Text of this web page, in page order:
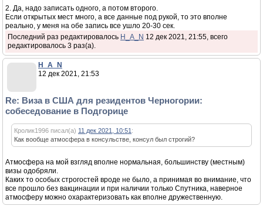
2. Да, надо записать одного, а потом второго.
Если открытых мест много, а все данные под рукой, то это вполне
реально, у меня на обе запись все ушло 20-30 сек.
Последний раз редактировалось H_A_N 12 дек 2021, 21:55, всего
редактировалось 3 раз(а).
H_A_N
12 дек 2021, 21:53
Re: Виза в США для резидентов Черногории:
собеседование в Подгорице
Кролик1996 писал(а) 11 дек 2021, 10:51 :
Как вообще атмосфера в консульстве, консул был строгий?
Атмосфера на мой взгляд вполне нормальная, большинству (местным)
визы одобряли.
Каких то особых строгостей вроде не было, а принимая во внимание, что
все прошло без вакцинации и при наличии только Спутника, наверное
атмосферу можно охарактеризовать как вполне дружественную.